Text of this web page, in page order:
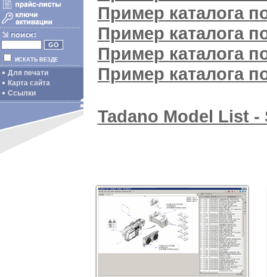
ИСКАТЬ ВЕЗДЕ
Для печати
Карта сайта
Ссылки
Пример каталога
Пример каталога
Пример каталога
Пример каталога
Tadano Model List -